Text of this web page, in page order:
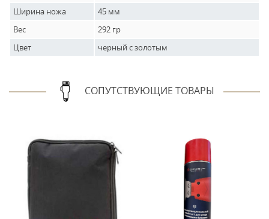
Ширина ножа
45 мм
Вес
292 гр
Цвет
черный с золотым
СОПУТСТВУЮЩИЕ ТОВАРЫ